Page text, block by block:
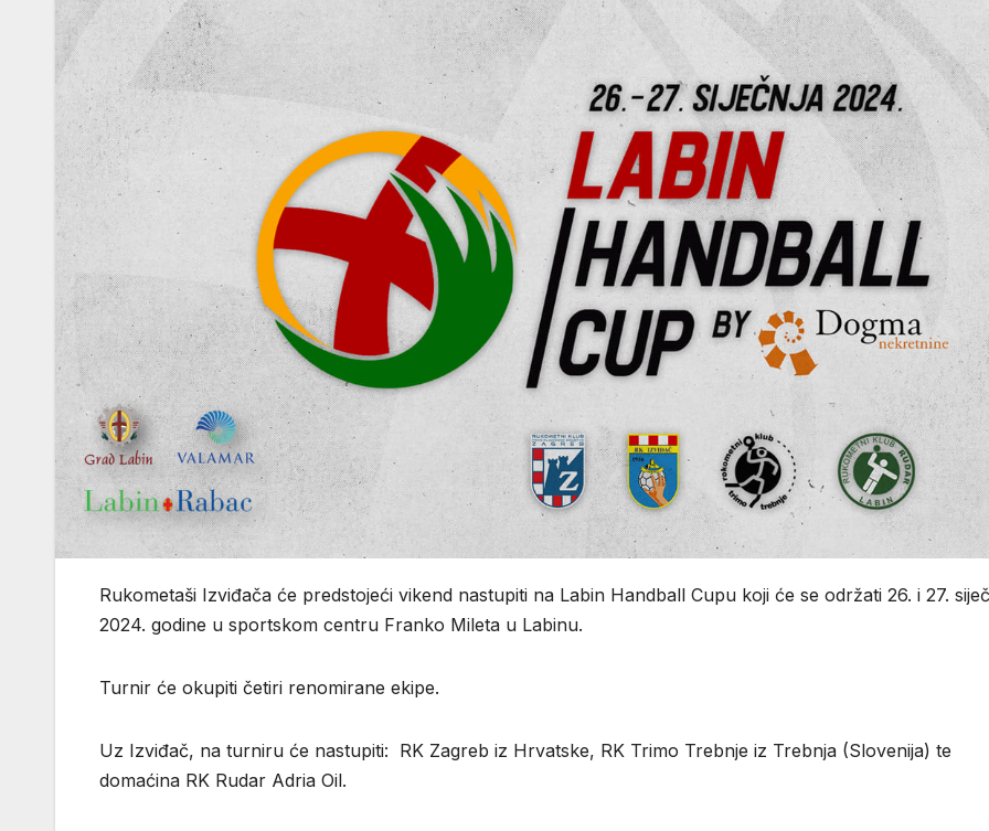
Rukometaši Izviđača će predstojeći vikend nastupiti na Labin Handball Cupu koji će se održati 26. i 27.
2024. godine u sportskom centru Franko Mileta u Labinu.
Turnir će okupiti četiri renomirane ekipe.
Uz Izviđač, na turniru će nastupiti: RK Zagreb iz Hrvatske, RK Trimo Trebnje iz Trebnja (Slovenija) te
domaćina RK Rudar Adria Oil.